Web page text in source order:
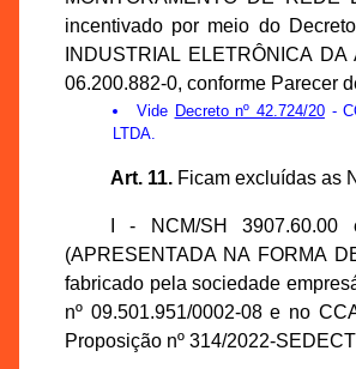
incentivado por meio do
INDUSTRIAL ELETRÔNICA
06.200.882-0, conforme Parecer
Vide Decreto nº 42.724/20-
LTDA.
Art. 11.Ficam excluídas as
I - NCM/SH 3907.60.00
(APRESENTADA NA FORMA
fabricado pela sociedade
nº 09.501.951/0002-08 e no
Proposição nº 314/2022-